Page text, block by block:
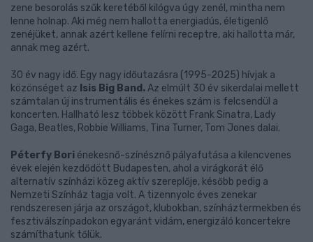
zene besorolás szűk keretéből kilógva úgy zenél, mintha nem
lenne holnap. Aki még nem hallotta energiadús, életigenlő
zenéjüket, annak azért kellene felírni receptre, aki hallotta már,
annak meg azért.
30 év nagy idő. Egy nagy időutazásra (1995-2025) hívjak a
közönséget az Isis Big Band.Az elmúlt 30 év sikerdalai mellett
számtalan új instrumentális és énekes szám is felcsendül a
koncerten. Hallható lesz többek között Frank Sinatra, Lady
Gaga, Beatles, Robbie Williams, Tina Turner, Tom Jones dalai.
Péterfy Bori énekesnő-színésznő pályafutása a kilencvenes
évek elején kezdődött Budapesten, ahol a virágkorát élő
alternatív színházi közeg aktív szereplője, később pedig a
Nemzeti Színház tagja volt. A tizennyolc éves zenekar
rendszeresen járja az országot, klubokban, színháztermekben és
fesztiválszínpadokon egyaránt vidám, energizáló koncertekre
számíthatunk tőlük.